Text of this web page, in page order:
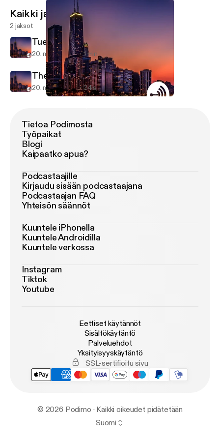
Kaikki jaksot
2 jaksot
Tuesday blues
20. maalis 2018 1 min
The beginning
20. maalis 2018 34 s
Tietoa Podimosta
Työpaikat
Blogi
Kaipaatko apua?
Podcastaajille
Kirjaudu sisään podcastaajana
Podcastaajan FAQ
Yhteisön säännöt
Kuuntele iPhonella
Kuuntele Androidilla
Kuuntele verkossa
Instagram
Tiktok
Youtube
Eettiset käytännöt
Sisältökäytäntö
Palveluehdot
Yksityisyyskäytäntö
SSL-sertifioitu sivu
© 2026 Podimo · Kaikki oikeudet pidätetään
Suomi